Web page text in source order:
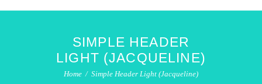
SIMPLE HEADER
LIGHT (JACQUELINE)
Home Simple Header Light (Jacqueline)